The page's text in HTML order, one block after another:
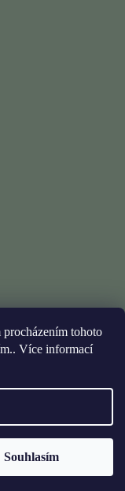
tohoto
Více informací
Souhlasím
5.4.
práva vyhrazena.